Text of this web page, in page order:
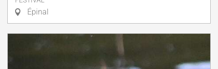
Épinal